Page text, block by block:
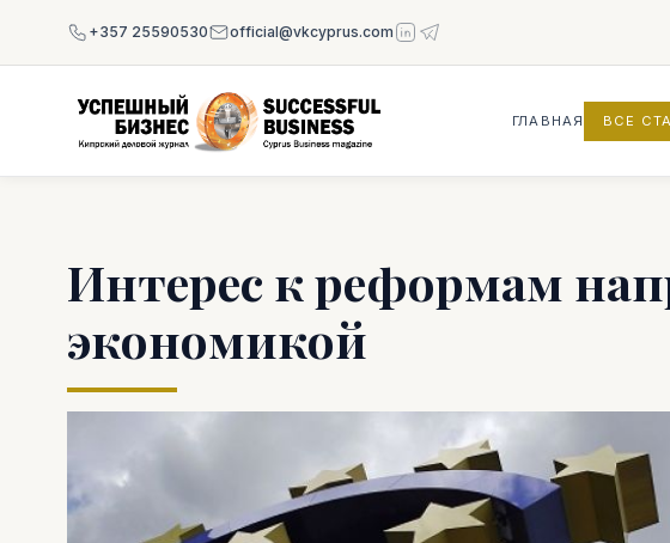
+357 25590530 official@vkcyprus.com
ГЛАВНАЯ ВСЕ
Интерес к реформам
экономикой